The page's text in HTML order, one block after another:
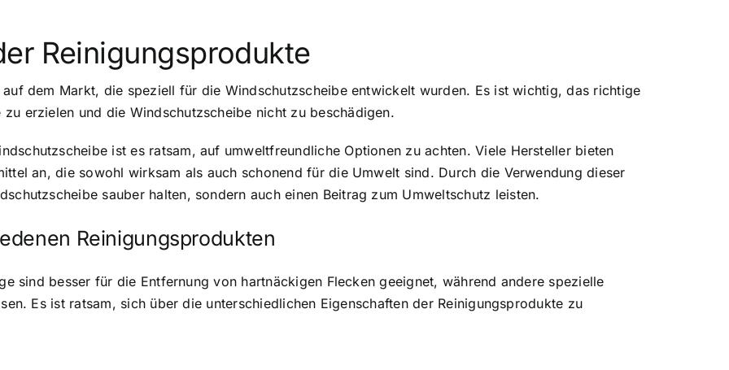
Reinigungsprodukte
dem Markt, die speziell für die Windschutzscheibe entwickelt wurden. Es ist wichtig, das richtige
erzielen und die Windschutzscheibe nicht zu beschädigen.
ist es ratsam, auf umweltfreundliche Optionen zu achten. Viele Hersteller bieten
an, die sowohl wirksam als auch schonend für die Umwelt sind. Durch die Verwendung dieser
sauber halten, sondern auch einen Beitrag zum Umweltschutz leisten.
Reinigungsprodukten
sind besser für die Entfernung von hartnäckigen Flecken geeignet, während andere spezielle
Es ist ratsam, sich über die unterschiedlichen Eigenschaften der Reinigungsprodukte zu